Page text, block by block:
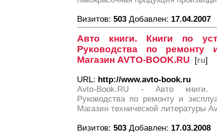
Визитов: 503 Добавлен: 17.04.2007
Авто книги. Книги по
Руководства по ремонту
Магазин AVTO-BOOK.RU [ru]
URL: http://www.avto-book.ru
Avto-Book.RU - Авто книги.
Руководства по ремонту и
Магазин технической литературы
Визитов: 503 Добавлен: 17.03.2008